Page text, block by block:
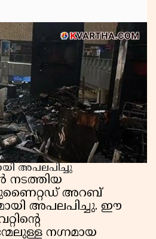
അപലപിച്ചു
നടത്തിയ
അറബ്
അപലപിച്ചു. ഈ
നഗ്നമായ